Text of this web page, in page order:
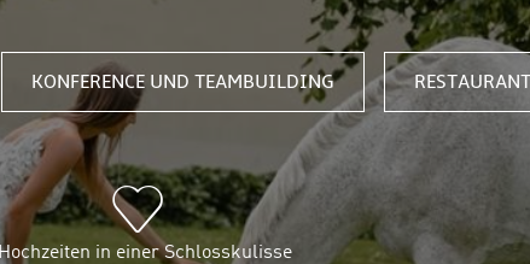
KONFERENCE UND TEAMBUILDING
Hochzeiten in einer Schlosskulisse